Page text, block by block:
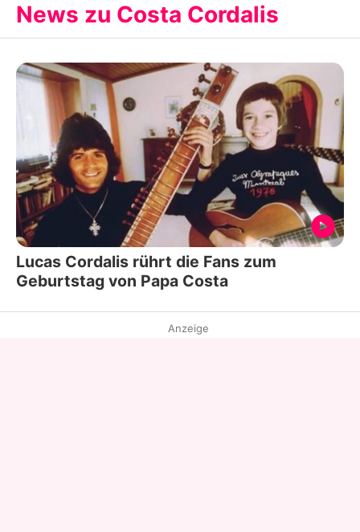
News zu Costa Cordalis
Lucas Cordalis rührt die Fans zum
Geburtstag von Papa Costa
Anzeige